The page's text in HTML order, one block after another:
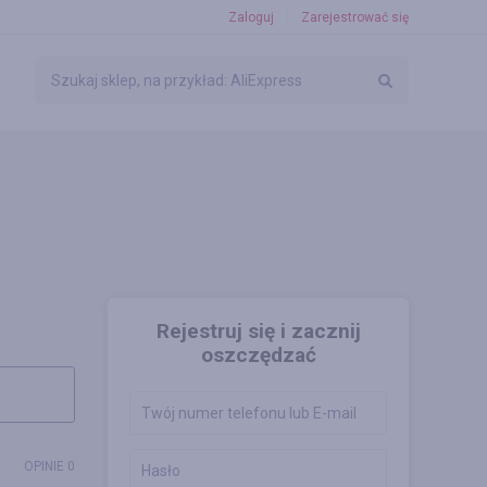
Zaloguj Zarejestrować się
Rejestruj się i zacznij
oszczędzać
OPINIE 0